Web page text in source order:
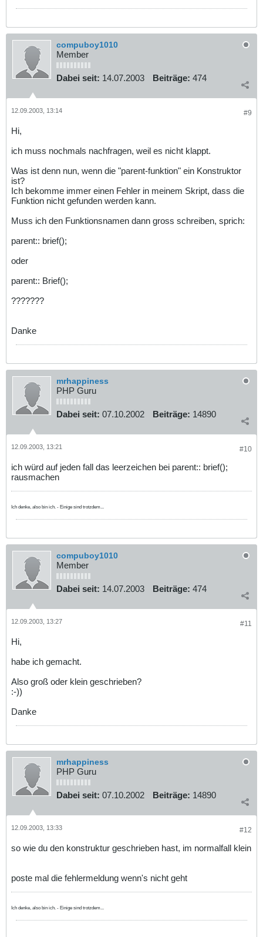
compuboy1010
Member
Dabei seit: 14.07.2003 Beiträge: 474
#9
12.09.2003, 13:14
Hi,
ich muss nochmals nachfragen, weil es nicht klappt.
Was ist denn nun, wenn die "parent-funktion" ein Konstruktor
ist?
Ich bekomme immer einen Fehler in meinem Skript, dass die
Funktion nicht gefunden werden kann.
Muss ich den Funktionsnamen dann gross schreiben, sprich:
parent:: brief();
oder
parent:: Brief();
???????
Danke
mrhappiness
PHP Guru
Dabei seit: 07.10.2002 Beiträge: 14890
#10
12.09.2003, 13:21
ich würd auf jeden fall das leerzeichen bei parent:: brief();
rausmachen
Ich denke, also bin ich. - Einige sind trotzdem...
compuboy1010
Member
Dabei seit: 14.07.2003 Beiträge: 474
#11
12.09.2003, 13:27
Hi,
habe ich gemacht.
Also groß oder klein geschrieben?
:-))
Danke
mrhappiness
PHP Guru
Dabei seit: 07.10.2002 Beiträge: 14890
#12
12.09.2003, 13:33
so wie du den konstruktur geschrieben hast, im normalfall klein
poste mal die fehlermeldung wenn's nicht geht
Ich denke, also bin ich. - Einige sind trotzdem...